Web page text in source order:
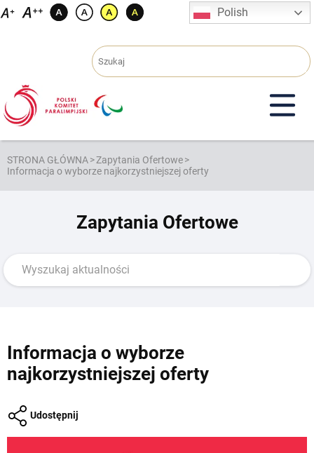
Przejdź
Polish
STRONA GŁÓWNA>Zapytania Ofertowe>
Informacja o wyborze najkorzystniejszej oferty
Zapytania Ofertowe
Informacja o wyborze
najkorzystniejszej oferty
Udostępnij